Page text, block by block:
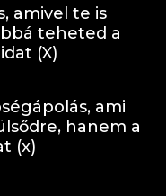
amivel te is
teheted a
(X)
ami
hanem a
(x)